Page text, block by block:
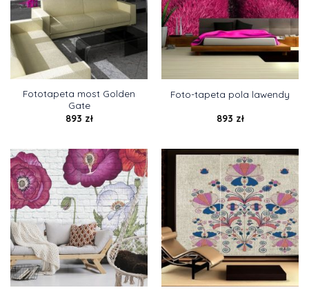
Fototapeta most Golden
Gate
893 zł
Foto-tapeta pola lawendy
893 zł